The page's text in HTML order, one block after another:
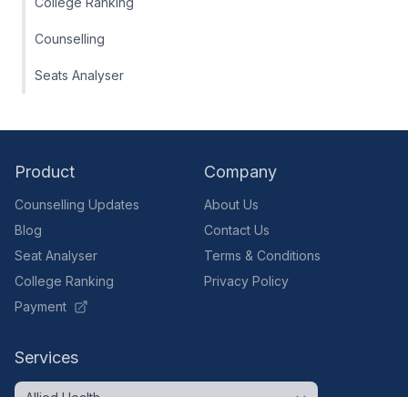
Counselling
Seats Analyser
Product
Counselling Updates
Blog
Seat Analyser
College Ranking
Payment
Company
About Us
Contact Us
Terms & Conditions
Privacy Policy
Services